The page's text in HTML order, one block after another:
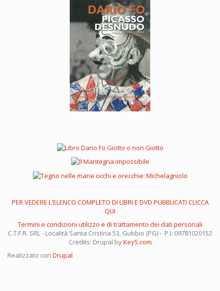
PER VEDERE L'ELENCO COMPLETO DI LIBRI E DVD PUBBLICATI CLICCA
QUI
Termini e condizioni utilizzo e di trattamento dei dati personali
C.T.F.R. SRL - Località Santa Cristina 53, Gubbio (PG) - P.I: 09781020152
Credits: Drupal byKey5.com
Realizzato con Drupal